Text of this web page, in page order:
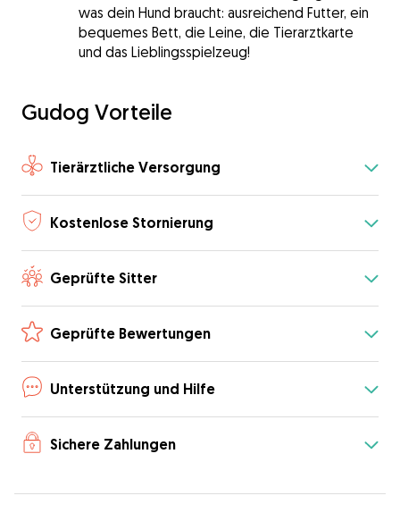
was dein Hund braucht: ausreichend Futter, ein
bequemes Bett, die Leine, die Tierarztkarte
und das Lieblingsspielzeug!
Gudog Vorteile
Tierärztliche Versorgung
Kostenlose Stornierung
Geprüfte Sitter
Geprüfte Bewertungen
Unterstützung und Hilfe
Sichere Zahlungen